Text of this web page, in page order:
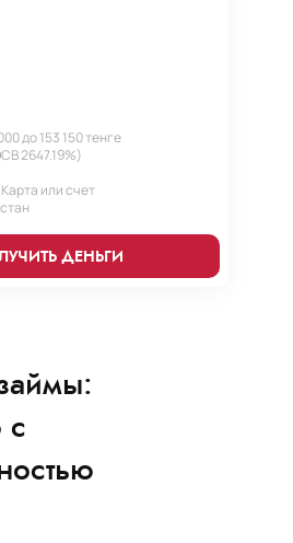
до 153 150 тенге
2647.19%)
или счет
ДЕНЬГИ
с